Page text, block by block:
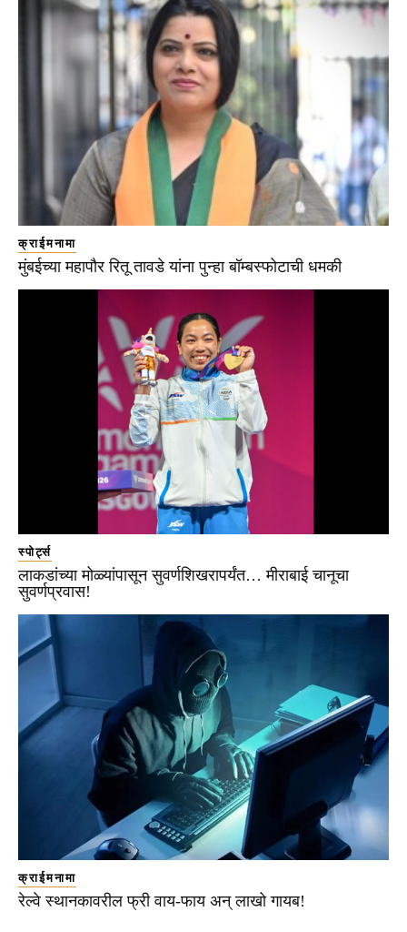
क्राईमनामा
मुंबईच्या महापौर रितू तावडे यांना पुन्हा बॉम्बस्फोटाची धमकी
स्पोर्ट्स
लाकडांच्या मोळ्यांपासून सुवर्णशिखरापर्यंत… मीराबाई चानूचा
सुवर्णप्रवास!
क्राईमनामा
रेल्वे स्थानकावरील फ्री वाय-फाय अन् लाखो गायब!